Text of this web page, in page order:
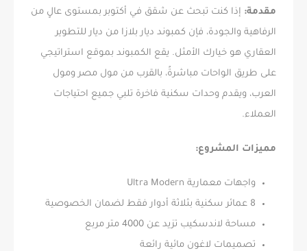
مقدمة: إذا كنت تبحث عن شقق في أكتوبر بمستوى عالٍ من
الرفاهية والجودة، فإن كمبوند ديار بلازا من ديار للتطوير
العقاري هو خيارك الأمثل. يقع الكمبوند بموقع استراتيجي
على طريق الواحات مباشرةً، بالقرب من مول مصر ومول
العرب، ويقدم وحدات سكنية فاخرة تلبي جميع احتياجات
العملاء.
مميزات المشروع:
واجهات معمارية Ultra Modern
8 عمائر سكنية بثلاثة أدوار فقط لضمان الخصوصية
مساحة لاندسكيب تزيد عن 4000 متر مربع
تصميمات لاغون مائية رائعة